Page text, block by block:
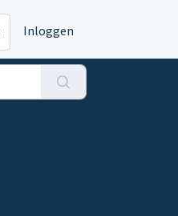
Inloggen